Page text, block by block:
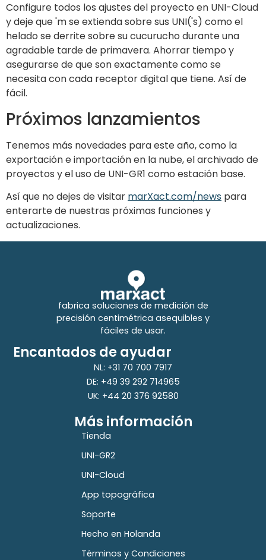
Configure todos los ajustes del proyecto en UNI-Cloud
y deje que 'm se extienda sobre sus UNI('s) como el
helado se derrite sobre su cucurucho durante una
agradable tarde de primavera. Ahorrar tiempo y
asegurarse de que son exactamente como se
necesita con cada receptor digital que tiene. Así de
fácil.
Próximos lanzamientos
Tenemos más novedades para este año, como la
exportación e importación en la nube, el archivado de
proyectos y el uso de UNI-GR1 como estación base.
Así que no dejes de visitar marXact.com/news para
enterarte de nuestras próximas funciones y
actualizaciones.
fabrica soluciones de medición de
precisión centimétrica asequibles y
fáciles de usar.
Encantados de ayudar
NL: +31 70 700 7917
DE: +49 39 292 714965
UK: +44 20 376 92580
Más información
Tienda
UNI-GR2
UNI-Cloud
App topográfica
Soporte
Hecho en Holanda
Términos y Condiciones